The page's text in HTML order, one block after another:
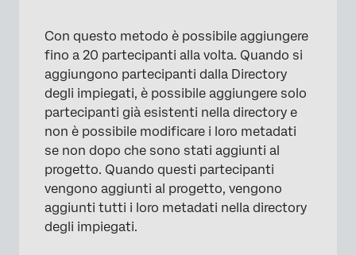
Con questo metodo è possibile aggiungere
fino a 20 partecipanti alla volta. Quando si
aggiungono partecipanti dalla Directory
degli impiegati, è possibile aggiungere solo
partecipanti già esistenti nella directory e
non è possibile modificare i loro metadati
se non dopo che sono stati aggiunti al
progetto. Quando questi partecipanti
vengono aggiunti al progetto, vengono
aggiunti tutti i loro metadati nella directory
degli impiegati.